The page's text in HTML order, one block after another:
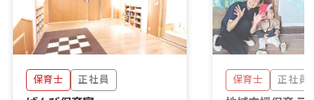
保育士 正社員 保育士 正社員